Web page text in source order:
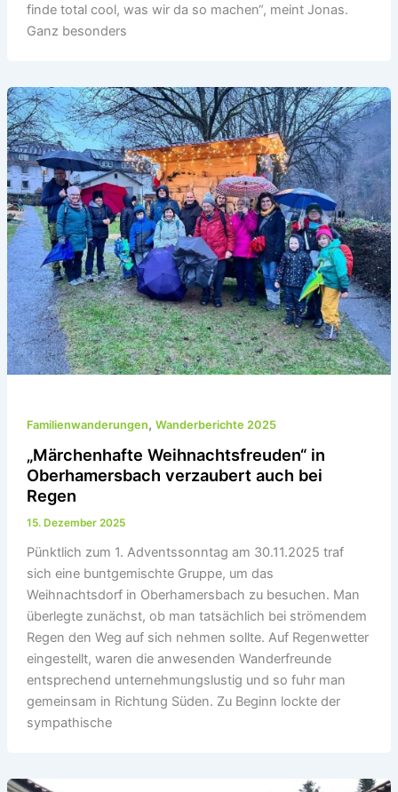
finde total cool, was wir da so machen“, meint Jonas.
Ganz besonders
Familienwanderungen, Wanderberichte 2025
„Märchenhafte Weihnachtsfreuden“ in
Oberhamersbach verzaubert auch bei
Regen
15. Dezember 2025
Pünktlich zum 1. Adventssonntag am 30.11.2025 traf
sich eine buntgemischte Gruppe, um das
Weihnachtsdorf in Oberhamersbach zu besuchen. Man
überlegte zunächst, ob man tatsächlich bei strömendem
Regen den Weg auf sich nehmen sollte. Auf Regenwetter
eingestellt, waren die anwesenden Wanderfreunde
entsprechend unternehmungslustig und so fuhr man
gemeinsam in Richtung Süden. Zu Beginn lockte der
sympathische